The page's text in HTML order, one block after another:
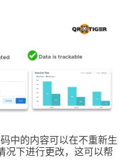
中的内容可以在不重新生
况下进行更改，这可以帮